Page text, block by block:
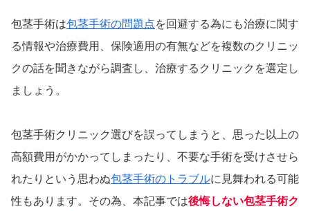
包茎手術は包茎手術の問題点を回避する為にも治療に関す
る情報や治療費用、保険適用の有無などを複数のクリニッ
クの話を聞きながら調査し、治療するクリニックを選定し
ましょう。
包茎手術クリニック選びを誤ってしまうと、思った以上の
高額費用がかかってしまったり、不要な手術を受けさせら
れたりという思わぬ包茎手術のトラブルに見舞われる可能
性もあります。その為、本記事では後悔しない包茎手術ク